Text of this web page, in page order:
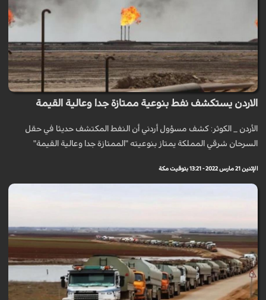
الاردن يستكشف نفط بنوعية ممتازة جدا وعالية القيمة
الأردن _ الكوثر: كشف مسؤول أردني أن النفط المكتشف حديثا في حقل
السرحان شرقي المملكة يمتاز بنوعيته "الممتازة جدا وعالية القيمة"
الإثنين 21 مارس 2022 - 13:21 بتوقيت مكة